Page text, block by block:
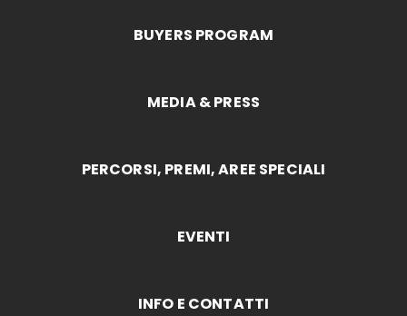
BUYERS PROGRAM
MEDIA & PRESS
PERCORSI, PREMI, AREE SPECIALI
EVENTI
INFO E CONTATTI